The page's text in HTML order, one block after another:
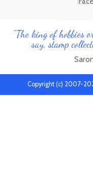
"The king of hobbies
say, stamp
Copyright (c) 2007-